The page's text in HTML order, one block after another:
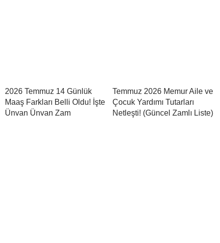
2026 Temmuz 14 Günlük
Maaş Farkları Belli Oldu! İşte
Ünvan Ünvan Zam
Temmuz 2026 Memur Aile ve
Çocuk Yardımı Tutarları
Netleşti! (Güncel Zamlı Liste)